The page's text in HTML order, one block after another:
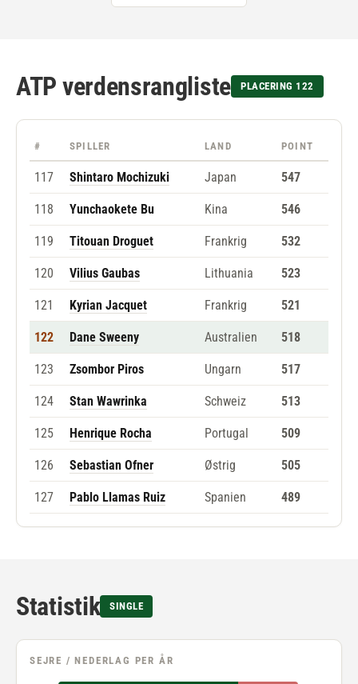
ATP verdensrangliste PLACERING 122
# SPILLER LAND POINT
117 Shintaro Mochizuki Japan 547
118 Yunchaokete Bu Kina 546
119 Titouan Droguet Frankrig 532
120 Vilius Gaubas Lithuania 523
121 Kyrian Jacquet Frankrig 521
122 Dane Sweeny Australien 518
123 Zsombor Piros Ungarn 517
124 Stan Wawrinka Schweiz 513
125 Henrique Rocha Portugal 509
126 Sebastian Ofner Østrig 505
127 Pablo Llamas Ruiz Spanien 489
Statistik SINGLE
SEJRE / NEDERLAG PER ÅR